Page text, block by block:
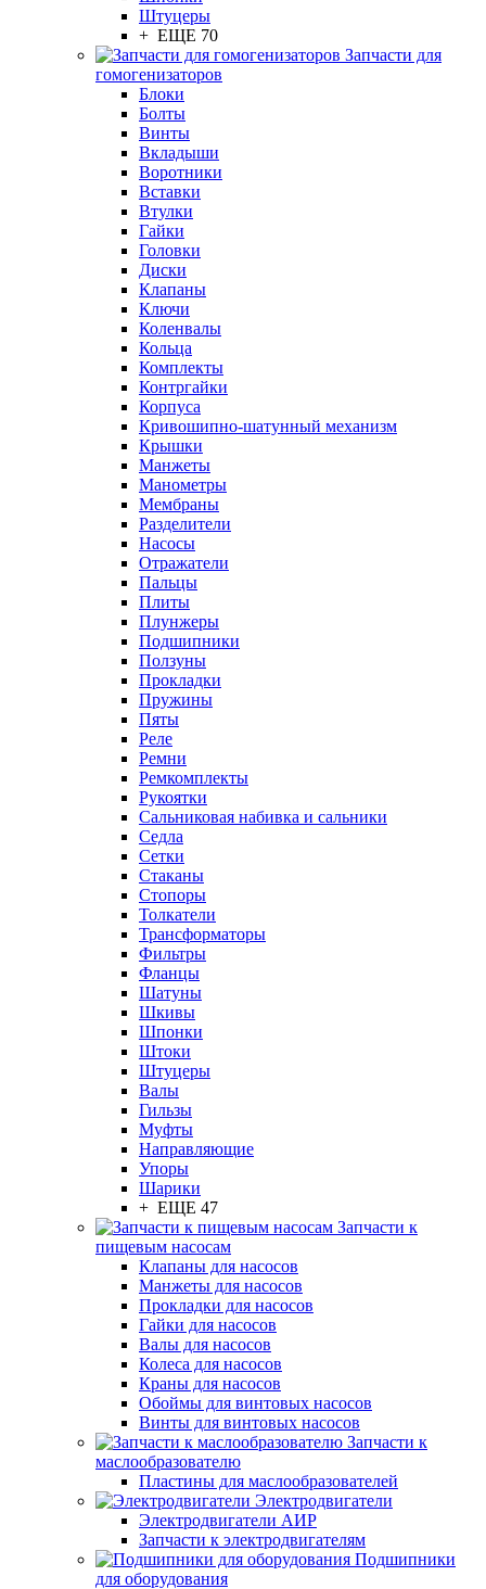
Штуцеры
+ ЕЩЕ 70
Запчасти для
гомогенизаторов
Блоки
Болты
Винты
Вкладыши
Воротники
Вставки
Втулки
Гайки
Головки
Диски
Клапаны
Ключи
Коленвалы
Кольца
Комплекты
Контргайки
Корпуса
Кривошипно-шатунный механизм
Крышки
Манжеты
Манометры
Мембраны
Разделители
Насосы
Отражатели
Пальцы
Плиты
Плунжеры
Подшипники
Ползуны
Прокладки
Пружины
Пяты
Реле
Ремни
Ремкомплекты
Рукоятки
Сальниковая набивка и сальники
Седла
Сетки
Стаканы
Стопоры
Толкатели
Трансформаторы
Фильтры
Фланцы
Шатуны
Шкивы
Шпонки
Штоки
Штуцеры
Валы
Гильзы
Муфты
Направляющие
Упоры
Шарики
+ ЕЩЕ 47
Запчасти к
пищевым насосам
Клапаны для насосов
Манжеты для насосов
Прокладки для насосов
Гайки для насосов
Валы для насосов
Колеса для насосов
Краны для насосов
Обоймы для винтовых насосов
Винты для винтовых насосов
Запчасти к
маслообразователю
Пластины для маслообразователей
Электродвигатели
Электродвигатели АИР
Запчасти к электродвигателям
Подшипники
для оборудования